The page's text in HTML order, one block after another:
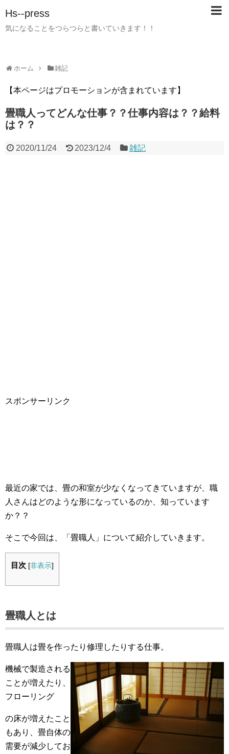
Hs--press
気になることをつらつらと書いていきます！！
ホーム 雑記
【本ページはプロモーションが含まれています】
畳職人ってどんな仕事？？仕事内容は？？給料
は？？
2020/11/24 2023/12/4 雑記
スポンサーリンク
最近の家では、畳の和室が少なくなってきていますが、職
人さんはどのような形になっているのか、知っています
か？？
そこで今回は、「畳職人」について紹介していきます。
目次 [非表示]
畳職人とは
畳職人は畳を作ったり修理したりする仕事。
機械で製造される
ことが増えたり、
フローリング
の床が増えたこと
もあり、畳自体の
需要が減少してお